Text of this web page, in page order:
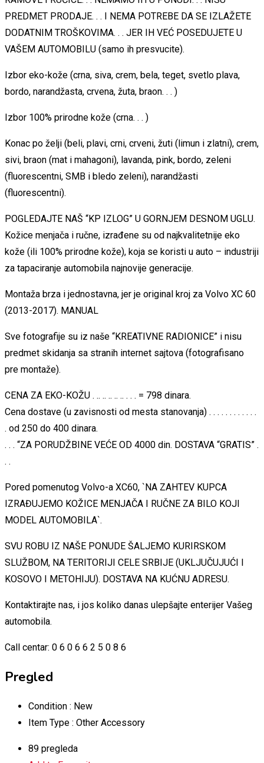
PREDMET PRODAJE. . . I NEMA POTREBE DA SE IZLAŽETE
DODATNIM TROŠKOVIMA. . . JER IH VEĆ POSEDUJETE U
VAŠEM AUTOMOBILU (samo ih presvucite).
Izbor eko-kože (crna, siva, crem, bela, teget, svetlo plava,
bordo, narandžasta, crvena, žuta, braon. . . )
Izbor 100% prirodne kože (crna. . . )
Konac po želji (beli, plavi, crni, crveni, žuti (limun i zlatni), crem,
sivi, braon (mat i mahagoni), lavanda, pink, bordo, zeleni
(fluorescentni, SMB i bledo zeleni), narandžasti
(fluorescentni).
POGLEDAJTE NAŠ “KP IZLOG” U GORNJEM DESNOM UGLU.
Kožice menjača i ručne, izrađene su od najkvalitetnije eko
kože (ili 100% prirodne kože), koja se koristi u auto – industriji
za tapaciranje automobila najnovije generacije.
Montaža brza i jednostavna, jer je original kroj za Volvo XC 60
(2013-2017). MANUAL
Sve fotografije su iz naše “KREATIVNE RADIONICE” i nisu
predmet skidanja sa stranih internet sajtova (fotografisano
pre montaže).
CENA ZA EKO-KOŽU . .. .. .. .. .. . . . = 798 dinara.
Cena dostave (u zavisnosti od mesta stanovanja) . . . . . . . . . . . .
. od 250 do 400 dinara.
. . . “ZA PORUDŽBINE VEĆE OD 4000 din. DOSTAVA “GRATIS” .
. .
Pored pomenutog Volvo-a XC60, `NA ZAHTEV KUPCA
IZRAĐUJEMO KOŽICE MENJAČA I RUČNE ZA BILO KOJI
MODEL AUTOMOBILA`.
SVU ROBU IZ NAŠE PONUDE ŠALJEMO KURIRSKOM
SLUŽBOM, NA TERITORIJI CELE SRBIJE (UKLJUČUJUĆI I
KOSOVO I METOHIJU). DOSTAVA NA KUĆNU ADRESU.
Kontaktirajte nas, i jos koliko danas ulepšajte enterijer Vašeg
automobila.
Call centar: 0 6 0 6 6 2 5 0 8 6
Pregled
Condition : New
Item Type : Other Accessory
89 pregleda